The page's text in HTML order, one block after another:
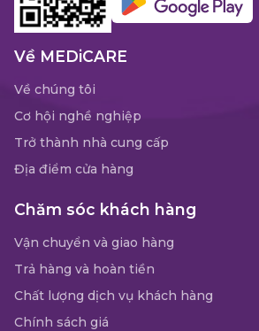
Về MEDiCARE
Về chúng tôi
Cơ hội nghề nghiệp
Trở thành nhà cung cấp
Địa điểm cửa hàng
Chăm sóc khách hàng
Vận chuyển và giao hàng
Trả hàng và hoàn tiền
Chất lượng dịch vụ khách hàng
Chính sách giá